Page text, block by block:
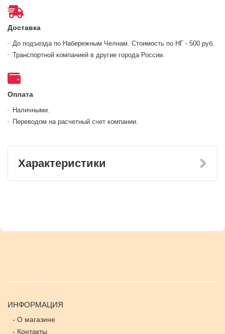
Доставка
До подъезда по Набережным Челнам. Стоимость по НГ - 500 руб.
Транспортной компанией в другие города России.
Оплата
Наличными.
Переводом на расчетный счет компании.
Характеристики
ИНФОРМАЦИЯ
- О магазине
- Контакты